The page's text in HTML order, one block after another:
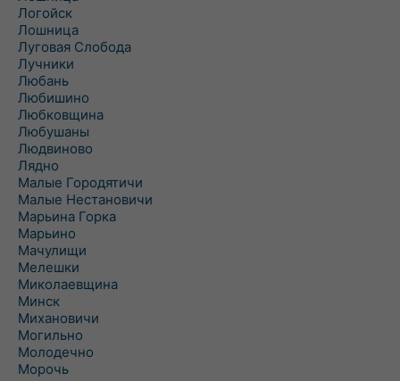
Логойск
Лошница
Луговая Слобода
Лучники
Любань
Любишино
Любковщина
Любушаны
Людвиново
Лядно
Малые Городятичи
Малые Нестановичи
Марьина Горка
Марьино
Мачулищи
Мелешки
Миколаевщина
Минск
Михановичи
Могильно
Молодечно
Морочь